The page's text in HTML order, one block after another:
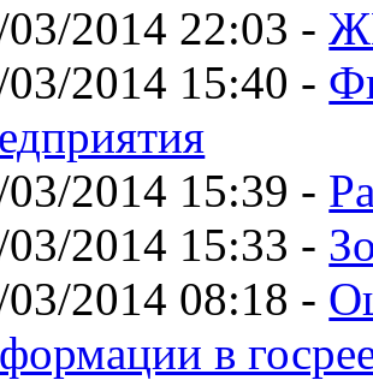
03/2014 22:03 -
03/2014 15:40 -
03/2014 15:39 -
03/2014 15:33 -
03/2014 08:18 -
в